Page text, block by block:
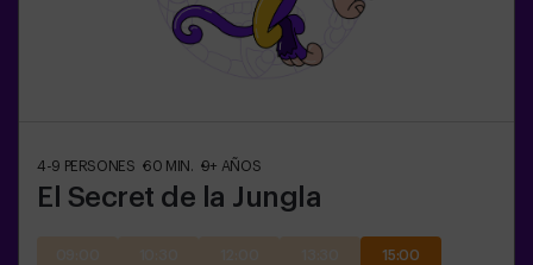
4-9 PERSONES 60 MIN. 9+ AÑOS
El Secret de la Jungla
15:00